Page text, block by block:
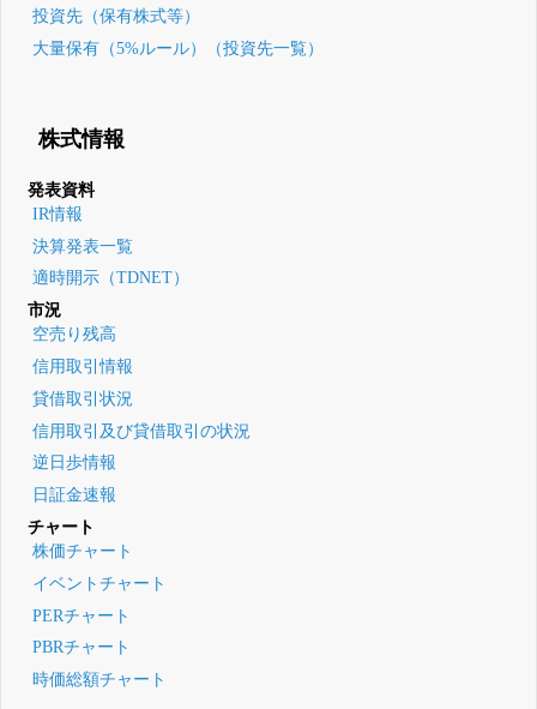
投資先（保有株式等）
大量保有（5%ルール）（投資先一覧）
株式情報
発表資料
IR情報
決算発表一覧
適時開示（TDNET）
市況
空売り残高
信用取引情報
貸借取引状況
信用取引及び貸借取引の状況
逆日歩情報
日証金速報
チャート
株価チャート
イベントチャート
PERチャート
PBRチャート
時価総額チャート